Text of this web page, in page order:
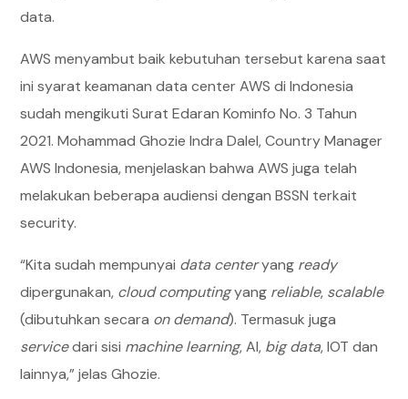
data.
AWS menyambut baik kebutuhan tersebut karena saat
ini syarat keamanan data center AWS di Indonesia
sudah mengikuti Surat Edaran Kominfo No. 3 Tahun
2021. Mohammad Ghozie Indra Dalel, Country Manager
AWS Indonesia, menjelaskan bahwa AWS juga telah
melakukan beberapa audiensi dengan BSSN terkait
security.
“Kita sudah mempunyai data centeryang ready
dipergunakan, cloud computingyang reliable, scalable
(dibutuhkan secara on demand). Termasuk juga
servicedari sisi machine learning, AI, big data, IOT dan
lainnya,” jelas Ghozie.